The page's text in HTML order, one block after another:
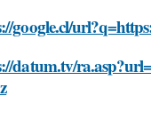
google.cl/
datum.tv/